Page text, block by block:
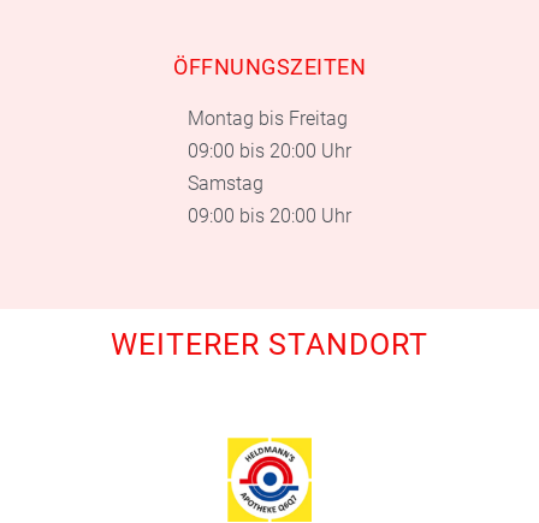
ÖFFNUNGSZEITEN
Montag bis Freitag
09:00 bis 20:00 Uhr
Samstag
09:00 bis 20:00 Uhr
WEITERER STANDORT